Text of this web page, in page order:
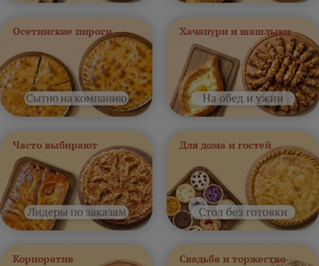
Осетинские пироги Хачапури и шашлыки
Часто выбирают Для дома и гостей
Корпоратив Свадьба и торжество